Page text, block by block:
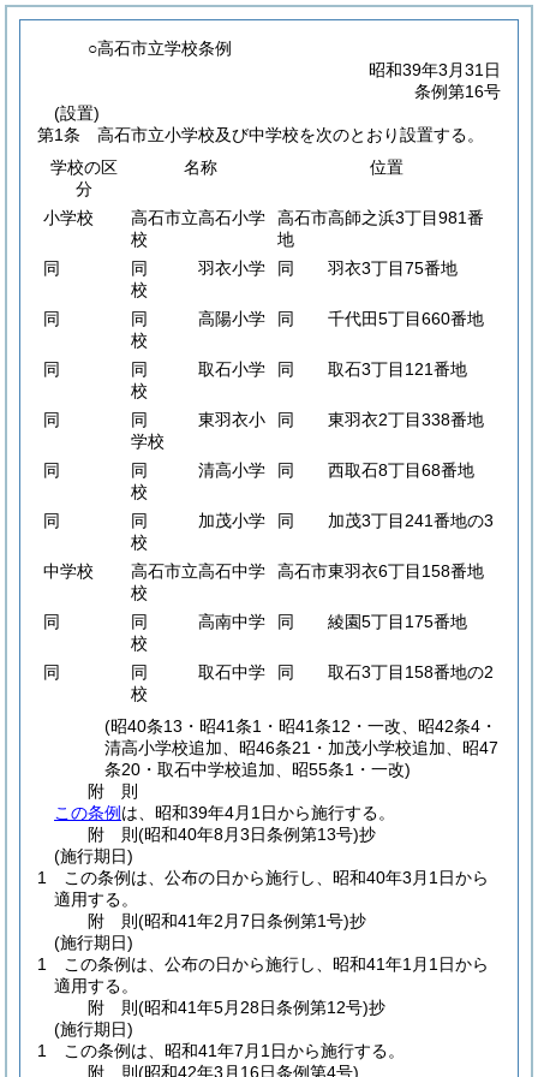
○高石市立学校条例
昭和39年3月31日
条例第16号
(設置)
第1条
高石市立小学校及び中学校を次のとおり設置する。
学校の区
分
名称 位置
小学校
高石市立高石小学
校
高石市高師之浜3丁目981番
地
同
同 羽衣小学
校
同 羽衣3丁目75番地
同
同 高陽小学
校
同 千代田5丁目660番地
同
同 取石小学
校
同 取石3丁目121番地
同
同 東羽衣小
学校
同 東羽衣2丁目338番地
同
同 清高小学
校
同 西取石8丁目68番地
同
同 加茂小学
校
同 加茂3丁目241番地の3
中学校
高石市立高石中学
校
高石市東羽衣6丁目158番地
同
同 高南中学
校
同 綾園5丁目175番地
同
同 取石中学
校
同 取石3丁目158番地の2
(昭40条13・昭41条1・昭41条12・一改、昭42条4・
清高小学校追加、昭46条21・加茂小学校追加、昭47
条20・取石中学校追加、昭55条1・一改)
附 則
この条例 は、昭和39年4月1日から施行する。
附 則(昭和40年8月3日条例第13号)抄
(施行期日)
1
この条例は、公布の日から施行し、昭和40年3月1日から
適用する。
附 則(昭和41年2月7日条例第1号)抄
(施行期日)
1
この条例は、公布の日から施行し、昭和41年1月1日から
適用する。
附 則(昭和41年5月28日条例第12号)抄
(施行期日)
1
この条例は、昭和41年7月1日から施行する。
附 則(昭和42年3月16日条例第4号)